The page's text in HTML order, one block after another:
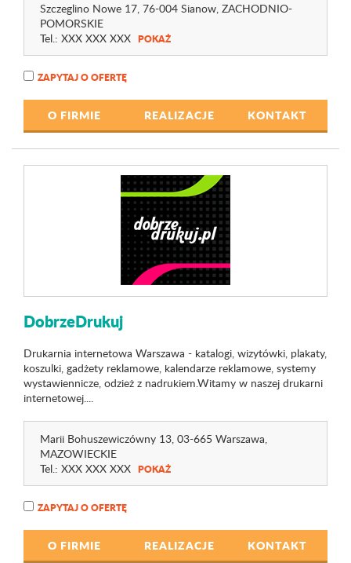
Szczeglino Nowe 17, 76-004 Sianow, ZACHODNIO-
POMORSKIE
Tel.: XXX XXX XXX POKAŻ
ZAPYTAJ O OFERTĘ
O FIRMIE REALIZACJE KONTAKT
DobrzeDrukuj
Drukarnia internetowa Warszawa - katalogi, wizytówki, plakaty,
koszulki, gadżety reklamowe, kalendarze reklamowe, systemy
wystawiennicze, odzież z nadrukiem.Witamy w naszej drukarni
internetowej....
Marii Bohuszewiczówny 13, 03-665 Warszawa,
MAZOWIECKIE
Tel.: XXX XXX XXX POKAŻ
ZAPYTAJ O OFERTĘ
O FIRMIE REALIZACJE KONTAKT